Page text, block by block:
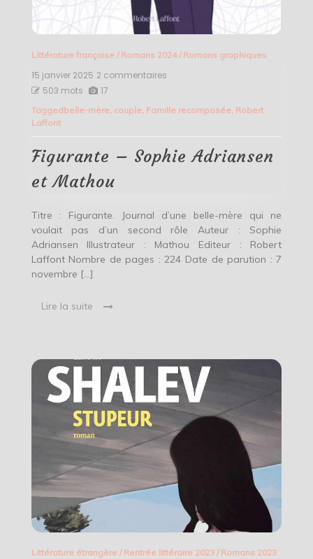
Littérature française/ Romans 2024/ Romans graphiques
15 janvier 2025 2 commentaires
Sophie
Mathou
503 mots 17
Taggedbelle-mère, couple, Famille recomposée, Robert
Laffont
Figurante – Sophie Adriansen
et Mathou
Titre : Figurante. Journal d’une belle-mère qui ne
voulait pas d’un second rôle Auteur : Sophie
Adriansen Illustrateur : Mathou Editeur : Robert
Laffont Nombre de pages : 224 Date de parution : 7
novembre […]
Lire la suite
Littérature étrangère/ Rentrée littéraire 2023/ Romans 2023